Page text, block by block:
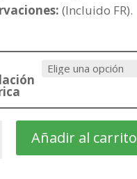
(Incluido FR).
Añadir al carrito